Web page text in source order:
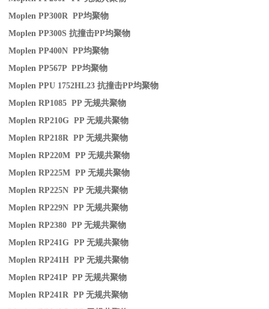
Moplen PP300R PP均聚物
Moplen PP300S抗撞击PP均聚物
Moplen PP400N PP均聚物
Moplen PP567P PP均聚物
Moplen PPU 1752HL23抗撞击PP均聚物
Moplen RP1085 PP无规共聚物
Moplen RP210G PP无规共聚物
Moplen RP218R PP无规共聚物
Moplen RP220M PP无规共聚物
Moplen RP225M PP无规共聚物
Moplen RP225N PP无规共聚物
Moplen RP229N PP无规共聚物
Moplen RP2380 PP无规共聚物
Moplen RP241G PP无规共聚物
Moplen RP241H PP无规共聚物
Moplen RP241P PP无规共聚物
Moplen RP241R PP无规共聚物